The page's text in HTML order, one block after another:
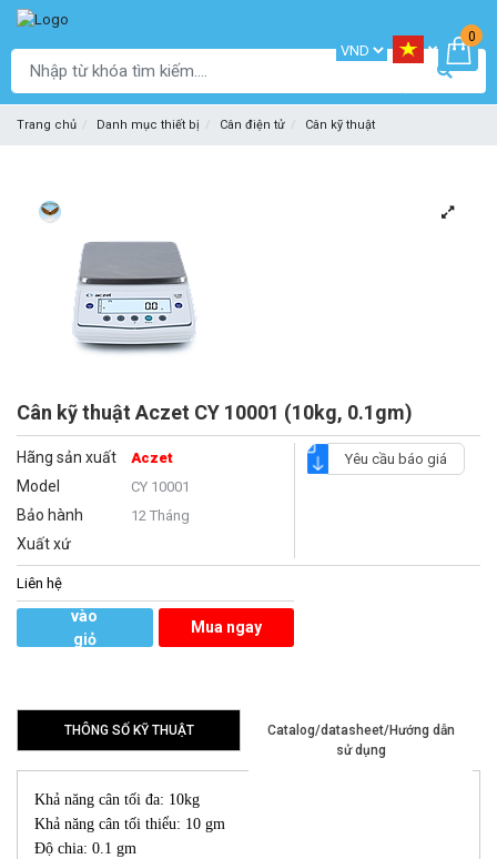
0
Trang chủ Danh mục thiết bị Cân điện tử Cân kỹ thuật
Cân kỹ thuật Aczet CY 10001 (10kg, 0.1gm)
Hãng sản xuất Aczet
Model CY 10001
Bảo hành 12 Tháng
Xuất xứ
Yêu cầu báo giá
Liên hệ
vào
giỏ
Mua ngay
THÔNG SỐ KỸ THUẬT
Catalog/datasheet/Hướng dẫn
sử dụng
Khả năng cân tối đa: 10kg
Khả năng cân tối thiểu: 10 gm
Độ chia: 0.1 gm